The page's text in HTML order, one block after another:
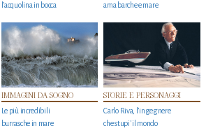
l’acquolina in bocca
ama barche e mare
IMMAGINI DA SOGNO
Le più incredibili
burrasche in mare
STORIE E PERSONAGGI
Carlo Riva, l’ingegnere
che stupi' il mondo